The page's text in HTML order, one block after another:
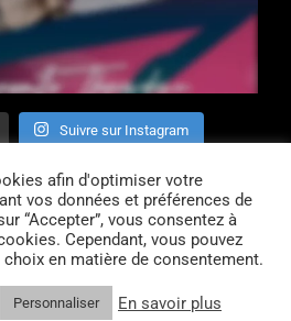
Suivre sur Instagram
Tous droits réservés.
CGV Mentions légales
afin d'optimiser votre
vos données et préférences de
“Accepter”, vous consentez à
Cependant, vous pouvez
en matière de consentement.
Personnaliser En savoir plus